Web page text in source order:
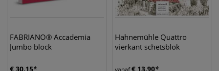
FABRIANO® Accademia
Jumbo block
€ 30,15
Hahnemühle Quattro
vierkant schetsblok
vanaf€ 13,90